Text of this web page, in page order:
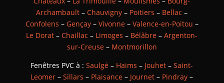
Archambault –Chauvigny – Poitiers – Bellac –
Confolens – Gençay– Vivonne– Valence-en-Poitou –
Le Dorat –Chaillac – Limoges – Bélâbre –Argenton-
sur-Creuse– Montmorillon
Fenêtres PVC à :Saulgé – Haims – Jouhet –Saint-
Leomer –Sillars – Plaisance – Journet – Pindray –